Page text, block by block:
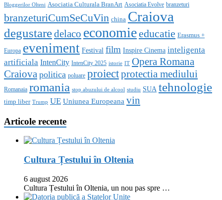
Bloggerilor Olteni Asociatia Culturala BranArt Asociatia Evolve branzeturi
branzeturiCumSeCuVin china Craiova
degustaredelaco economieeducatie Erasmus +
Europa eveniment Festival film Inspire Cinema inteligenta
artificiala IntenCity IntenCity 2025 istorie IT Opera Romana
Craiova politica poluare proiectprotectia mediului
Romanaia romania stop abuzului de alcool studiu SUA tehnologie
timp liber Trump UE Uniunea Europeana vin
Articole recente
Cultura Țestului în Oltenia
6 august 2026
Cultura Țestului în Oltenia, un nou pas spre …